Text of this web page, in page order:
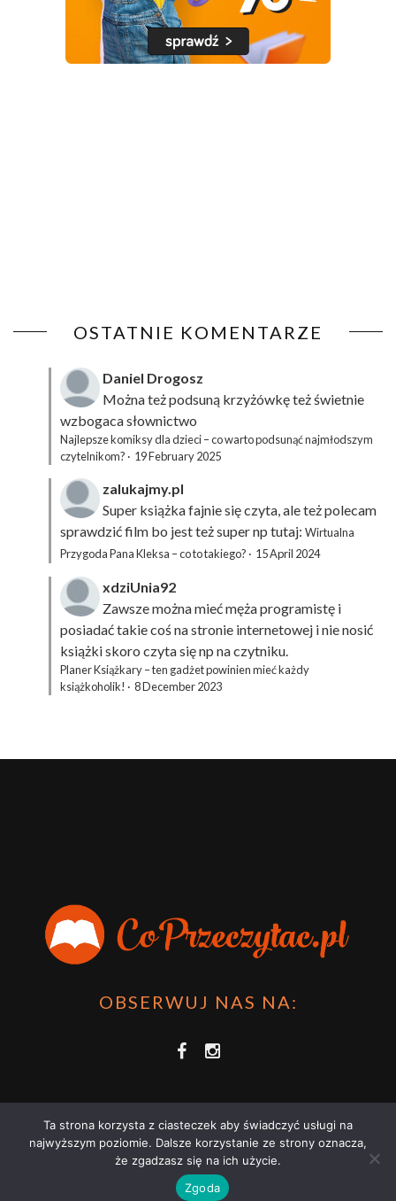
OSTATNIE KOMENTARZE
Daniel Drogosz
Można też podsuną krzyżówkęteż świetnie
wzbogaca słownictwo
Najlepsze komiksy dla dzieci – co warto podsunąć najmłodszym
czytelnikom? · 19 February 2025
zalukajmy.pl
Super książka fajnie się czyta, ale też polecam
sprawdzić film bo jest też super np tutaj: Wirtualna
Przygoda Pana Kleksa – co to takiego? · 15 April 2024
xdziUnia92
Zawsze można mieć męża programistę i
posiadać takie coś na stronie internetowej i nie nosić
książki skoro czyta się np na czytniku.
Planer Książkary – ten gadżet powinien mieć każdy
książkoholik! · 8 December 2023
OBSERWUJ NAS NA:
COPRZECZYTAĆ.PL 2021 | STRONA WYKORZYSTUJE PLIKI COOKIES |
POLITYKĄ PRYWATNOŚCI
Ta strona korzysta z ciasteczek aby świadczyć usługi na
najwyższym poziomie. Dalsze korzystanie ze strony oznacza,
że zgadzasz się na ich użycie.
Zgoda